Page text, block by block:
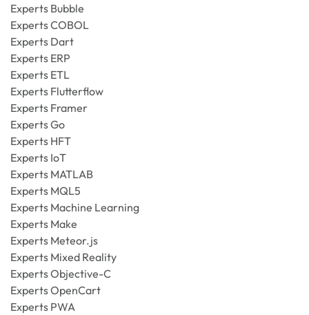
Experts Bubble
Experts COBOL
Experts Dart
Experts ERP
Experts ETL
Experts Flutterflow
Experts Framer
Experts Go
Experts HFT
Experts IoT
Experts MATLAB
Experts MQL5
Experts Machine Learning
Experts Make
Experts Meteor.js
Experts Mixed Reality
Experts Objective-C
Experts OpenCart
Experts PWA